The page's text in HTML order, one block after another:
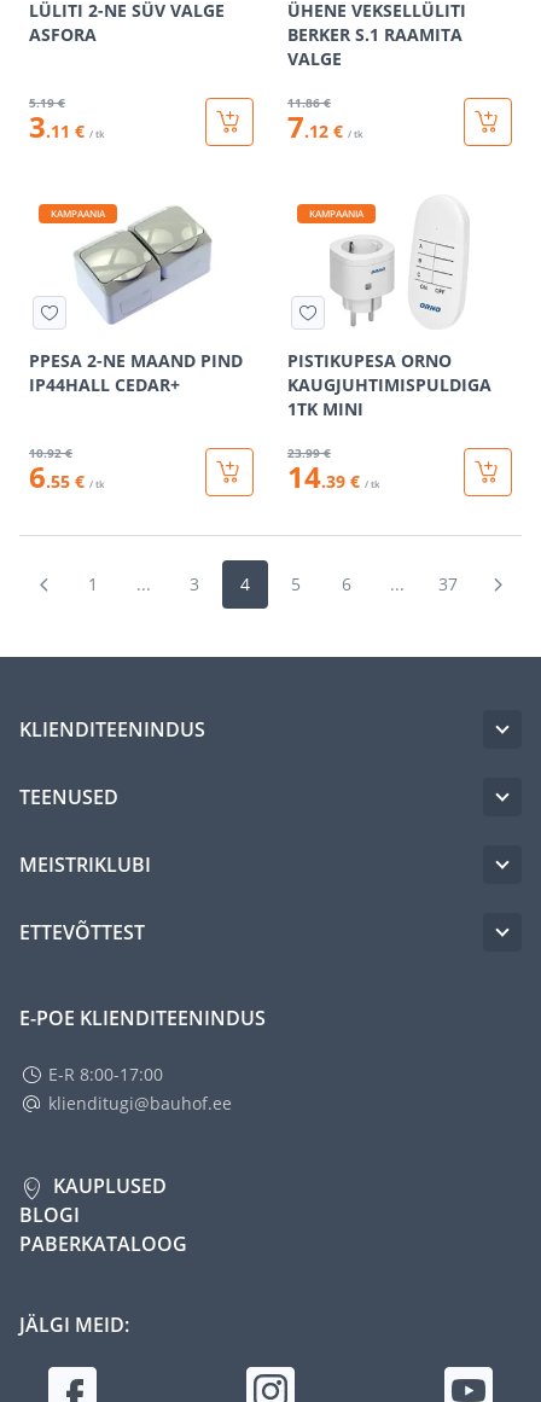
LÜLITI 2-NE SÜV VALGE
ASFORA
5.19 €
3.11 € / tk
ÜHENE VEKSELLÜLITI
BERKER S.1 RAAMITA
VALGE
11.86 €
7.12 € / tk
KAMPAANIA
PPESA 2-NE MAAND PIND
IP44HALL CEDAR+
10.92 €
6.55 € / tk
KAMPAANIA
PISTIKUPESA ORNO
KAUGJUHTIMISPULDIGA
1TK MINI
23.99 €
14.39 € / tk
1 ... 3 4 5 6 ... 37
KLIENDITEENINDUS
TEENUSED
MEISTRIKLUBI
ETTEVÕTTEST
E-POE KLIENDITEENINDUS
E-R 8:00-17:00
klienditugi@bauhof.ee
KAUPLUSED
BLOGI
PABERKATALOOG
JÄLGI MEID: